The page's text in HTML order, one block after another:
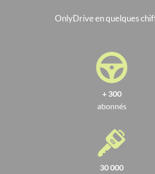
OnlyDrive en quelques
+ 300
abonnés
30 000